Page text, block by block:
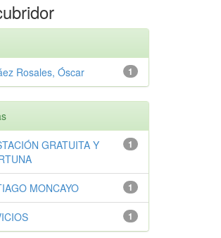
1
Rosales, Óscar
1
GRATUITA Y
1
MONCAYO
1